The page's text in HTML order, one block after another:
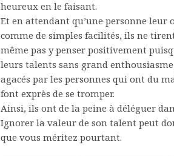
heureux en le faisant.
Et en attendant qu’une personne leur
comme de simples facilités, ils ne
même pas y penser positivement
leurs talents sans grand
agacés par les personnes qui ont du
font exprès de se tromper.
Ainsi, ils ont de la peine à déléguer
Ignorer la valeur de son talent peut
que vous méritez pourtant.